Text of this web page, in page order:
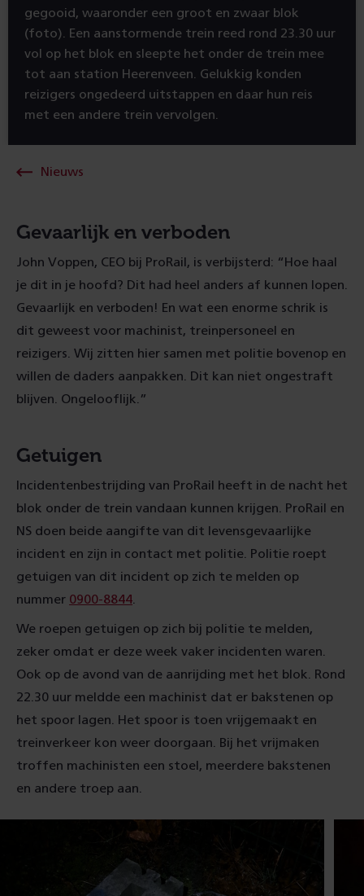
gegooid, waaronder een groot en zwaar blok
(foto). Een aanstormende trein reed rond 23.30 uur
vol op het blok en sleepte het onder de trein mee
tot aan station Heerenveen. Gelukkig konden
reizigers ongedeerd uitstappen en daar hun reis
met een andere trein vervolgen.
Nieuws
Gevaarlijk en verboden
John Voppen, CEO bij ProRail, is verbijsterd: “Hoe haal
je dit in je hoofd? Dit had heel anders af kunnen lopen.
Gevaarlijk en verboden! En wat een enorme schrik is
dit geweest voor machinist, treinpersoneel en
reizigers. Wij zitten hier samen met politie bovenop en
willen de daders aanpakken. Dit kan niet ongestraft
blijven. Ongelooflijk.”
Getuigen
Incidentenbestrijding van ProRail heeft in de nacht het
blok onder de trein vandaan kunnen krijgen. ProRail en
NS doen beide aangifte van dit levensgevaarlijke
incident en zijn in contact met politie. Politie roept
getuigen van dit incident op zich te melden op
nummer 0900-8844
We roepen getuigen op zich bij politie te melden,
zeker omdat er deze week vaker incidenten waren.
Ook op de avond van de aanrijding met het blok. Rond
22.30 uur meldde een machinist dat er bakstenen op
het spoor lagen. Het spoor is toen vrijgemaakt en
treinverkeer kon weer doorgaan. Bij het vrijmaken
troffen machinisten een stoel, meerdere bakstenen
en andere troep aan.